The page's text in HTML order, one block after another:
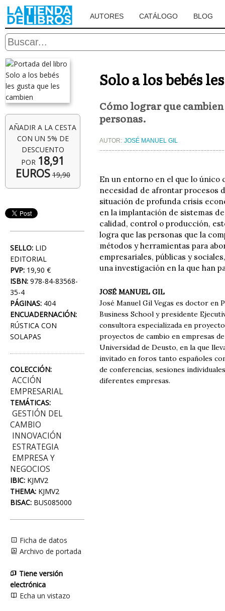
AUTORES CATÁLOGO BLOG
AÑADIR A LA CESTA
CON UN 5% DE
DESCUENTO
POR 18,91
EUROS 19,90
SELLO: LID
EDITORIAL
PVP: 19,90 €
ISBN: 978-84-83568-
35-4
PÁGINAS: 404
ENCUADERNACIÓN:
RÚSTICA CON
SOLAPAS
COLECCIÓN:
ACCIÓN
EMPRESARIAL
TEMÁTICAS:
GESTIÓN DEL
CAMBIO
INNOVACIÓN
ESTRATEGIA
EMPRESA Y
NEGOCIOS
IBIC: KJMV2
THEMA: KJMV2
BISAC: BUS085000
Ficha de datos
Archivo de portada
Tiene versión
electrónica
Echa un vistazo
Solo a los bebés
Cómo lograr que
personas.
AUTOR: JOSÉ MANUEL GIL
En un entorno en el que lo único
necesidad de afrontar procesos
situación de profunda crisis
en la implantación de sistemas
calidad, control o producción,
logra que las personas que la
métodos y herramientas para
empresariales, públicas y
una investigación en la que han
JOSÉ MANUEL GIL
José Manuel Gil Vegas es doctor
Business School y presidente
consultora especializada en
proyectos de cambio en empresas
Universidad de Deusto, en la que
invitado en foros tanto españoles
de conferencias, sesiones
diferentes empresas.